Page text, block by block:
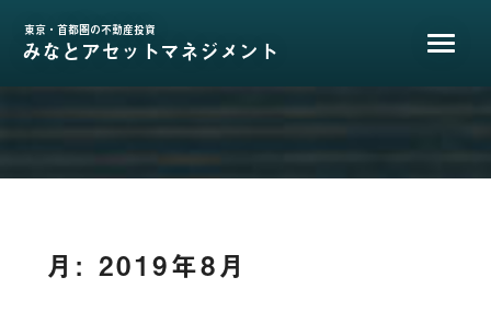
ッ
東京・首都圏の不動産投資
みなとアセットマネジメント
月:2019年8月